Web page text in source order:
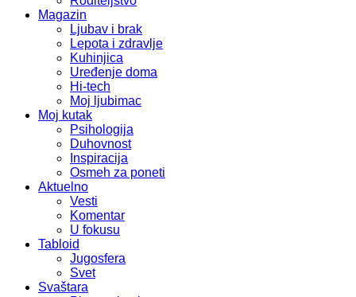
Magazin
Ljubav i brak
Lepota i zdravlje
Kuhinjica
Uređenje doma
Hi-tech
Moj ljubimac
Moj kutak
Psihologija
Duhovnost
Inspiracija
Osmeh za poneti
Aktuelno
Vesti
Komentar
U fokusu
Tabloid
Jugosfera
Svet
Svaštara